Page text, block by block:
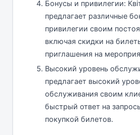
Бонусы и привилегии:
предлагает различные
привилегии своим
включая скидки на
приглашения на
Высокий уровень
предлагает высокий
обслуживания своим
быстрый ответ на
покупкой билетов.